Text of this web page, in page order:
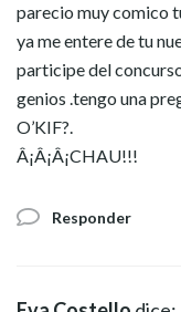
parecio muy comico
ya me entere de tu
participe del
genios .tengo una
O’KIF?.
Â¡Â¡Â¡CHAU!!!
Responder